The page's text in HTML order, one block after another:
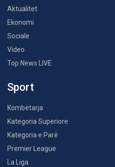
Aktualitet
Ekonomi
Sociale
Video
Top News LIVE
Sport
Kombëtarja
Kategoria Superiore
Kategoria e Parë
Premier League
La Liga